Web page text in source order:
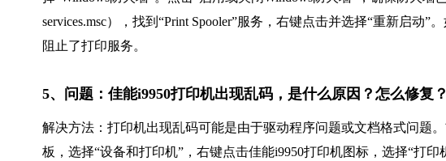
services.msc），找到“Print Spooler”服务，右键点击并选择“重新启动
阻止了打印服务。
5、问题：佳能i9950打印机出现乱码，是什么原因？怎么修复？
解决方法：打印机出现乱码可能是由于驱动程序问题或文档格式问题
板，选择“设备和打印机”，右键点击佳能i9950打印机图标，选择“打